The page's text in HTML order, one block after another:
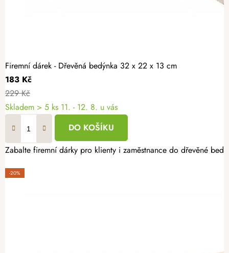
Firemní dárek - Dřevěná bedýnka 32 x 22 x 13 cm
183 Kč
229 Kč
Skladem > 5 ks 11. - 12. 8. u vás
DO KOŠÍKU
Zabalte firemní dárky pro klienty i zaměstnance do dřevěné
-20%